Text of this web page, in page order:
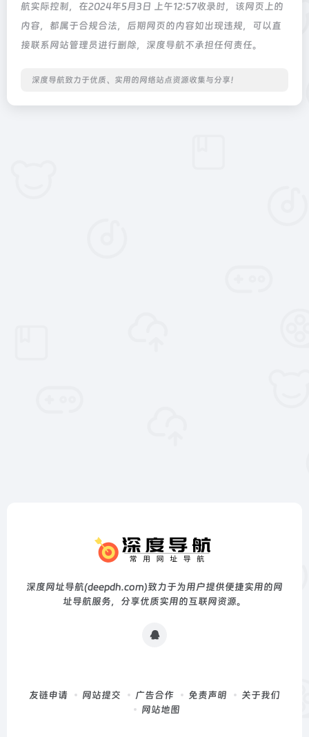
航实际控制，在2024年5月3日 上午12:57收录时，该网页上的
内容，都属于合规合法，后期网页的内容如出现违规，可以直
接联系网站管理员进行删除，深度导航不承担任何责任。
深度导航致力于优质、实用的网络站点资源收集与分享！
深度网址导航(deepdh.com)致力于为用户提供便捷实用的网
址导航服务，分享优质实用的互联网资源。
友链申请 网站提交 广告合作 免责声明
关于我们
网站地图